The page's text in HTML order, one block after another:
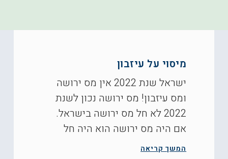
מיסוי על עיזבון
ישראל שנת 2022 אין מס ירושה
ומס עיזבון! מס ירושה נכון לשנת
2022 לא חל מס ירושה בישראל.
אם היה מס ירושה הוא היה חל
המשך קריאה